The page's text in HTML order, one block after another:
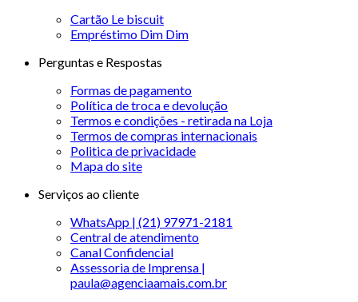
Cartão Le biscuit
Empréstimo Dim Dim
Perguntas e Respostas
Formas de pagamento
Política de troca e devolução
Termos e condições - retirada na Loja
Termos de compras internacionais
Politica de privacidade
Mapa do site
Serviços ao cliente
WhatsApp | (21) 97971-2181
Central de atendimento
Canal Confidencial
Assessoria de Imprensa |
paula@agenciaamais.com.br